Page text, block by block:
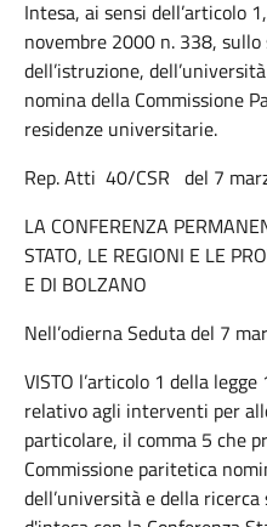
Intesa, ai sensi dell’articolo
novembre 2000 n. 338,
dell’istruzione,
nomina della Commissione
residenze universitarie.
Rep. Atti 40/CSR del 7
LA CONFERENZA
STATO, LE REGIONI E LE
E DI BOLZANO
Nell’odierna Seduta del 7
VISTO l’articolo 1 della
relativo agli interventi per
particolare, il comma 5 che
Commissione paritetica
dell’università e della